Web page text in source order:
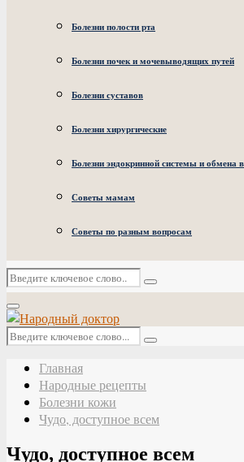
Болезни полости рта
Болезни почек и мочевыводящих путей
Болезни суставов
Болезни хирургические
Болезни эндокринной системы и обмена
Советы мамам
Советы по разным вопросам
Искать:
Поиск
Основное
меню
Искать:
Поиск
Главная
Народные рецепты
Болезни кожи
Чудо, доступное всем
Чудо, доступное всем